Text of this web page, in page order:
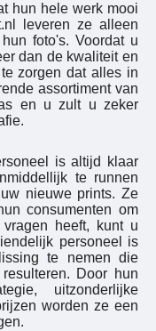
hun hele werk mooi
leveren ze alleen
foto's. Voordat u
dan de kwaliteit en
zorgen dat alles in
assortiment van
en u zult u zeker
is altijd klaar
te runnen
nieuwe prints. Ze
consumenten om
heeft, kunt u
personeel is
te nemen die
Door hun
uitzonderlijke
worden ze een